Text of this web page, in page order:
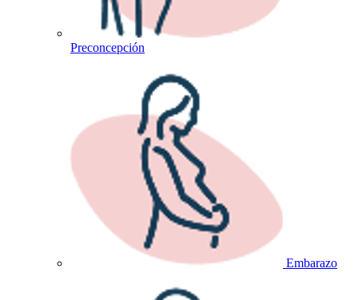
Preconcepción
Embarazo